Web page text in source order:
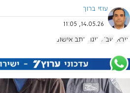
עוזי ברוך
14.05.26, 11:05
איראן שב"כ ריגול כתב אישום